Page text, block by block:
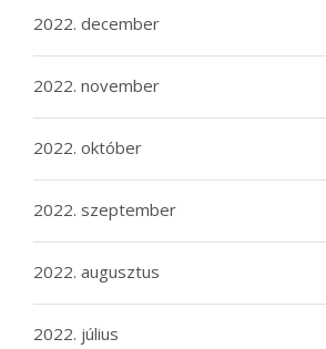
2022. december
2022. november
2022. október
2022. szeptember
2022. augusztus
2022. július